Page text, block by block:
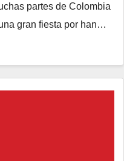
partes de Colombia
gran fiesta por han…